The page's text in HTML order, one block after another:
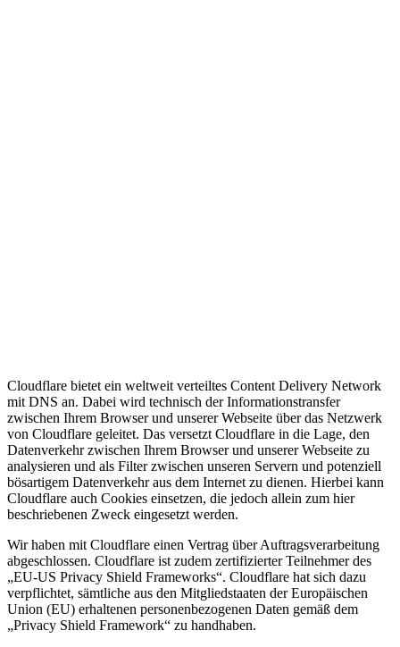
Cloudflare bietet ein weltweit verteiltes Content Delivery Network
mit DNS an. Dabei wird technisch der Informationstransfer
zwischen Ihrem Browser und unserer Webseite über das Netzwerk
von Cloudflare geleitet. Das versetzt Cloudflare in die Lage, den
Datenverkehr zwischen Ihrem Browser und unserer Webseite zu
analysieren und als Filter zwischen unseren Servern und potenziell
bösartigem Datenverkehr aus dem Internet zu dienen. Hierbei kann
Cloudflare auch Cookies einsetzen, die jedoch allein zum hier
beschriebenen Zweck eingesetzt werden.
Wir haben mit Cloudflare einen Vertrag über Auftragsverarbeitung
abgeschlossen. Cloudflare ist zudem zertifizierter Teilnehmer des
„EU-US Privacy Shield Frameworks“. Cloudflare hat sich dazu
verpflichtet, sämtliche aus den Mitgliedstaaten der Europäischen
Union (EU) erhaltenen personenbezogenen Daten gemäß dem
„Privacy Shield Framework“ zu handhaben.